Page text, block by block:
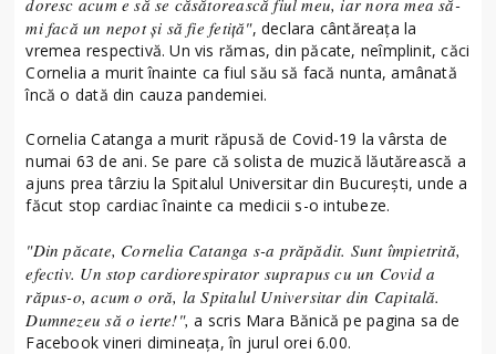
mi facă un nepot şi să fie fetiţă", declara cântăreața la
vremea respectivă. Un vis rămas, din păcate, neîmplinit, căci
Cornelia a murit înainte ca fiul său să facă nunta, amânată
încă o dată din cauza pandemiei.
Cornelia Catanga a murit răpusă de Covid-19 la vârsta de
numai 63 de ani. Se pare că solista de muzică lăutărească a
ajuns prea târziu la Spitalul Universitar din București, unde a
făcut stop cardiac înainte ca medicii s-o intubeze.
"Din păcate, Cornelia Catanga s-a prăpădit. Sunt împietrită,
efectiv. Un stop cardiorespirator suprapus cu un Covid a
răpus-o, acum o oră, la Spitalul Universitar din Capitală.
Dumnezeu să o ierte!", a scris Mara Bănică pe pagina sa de
Facebook vineri dimineaţa, în jurul orei 6.00.